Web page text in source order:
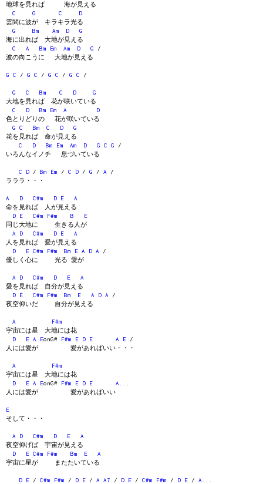
地球を見れば 海が見える
C
G C
D
雲間に波が キラキラ光る
G
Bm Am D
G
海に出れば 大地が見える
C
A Bm Em Am D G /
波の向こうに 大地が見える
G C / G C / G C / G C /
G C Bm C D
G
大地を見れば 花が咲いている
C
D Bm Em A
D
色とりどりの 花が咲いている
G
C Bm C D
G
花を見れば 命が見える
C
D Bm Em Am D G C G /
いろんなイノチ 息づいている
C D / Bm Em / C D / G / A /
ラララ・・・
A D C#m D E
A
命を見れば 人が見える
D
E C#m F#m B
E
同じ大地に 生きる人が
A
D C#m D E
A
人を見れば 愛が見える
D
E C#m F#m Bm E A D A /
優しく心に 光る 愛が
A D C#m D E
A
愛を見れば 自分が見える
D
E C#m F#m Bm E A D A /
夜空仰いだ 自分が見える
A
F#m
宇宙には星 大地には花
D
E A EonG# F#m E D E A E /
人には愛が 愛があればいい・・・
A
F#m
宇宙には星 大地には花
D
E A EonG# F#m E D E A
人には愛が 愛があればいい
E
そして・・・
A D C#m D E
A
夜空仰げば 宇宙が見える
D
E C#m F#m Bm E
A
宇宙に星が またたいている
D E / C#m F#m / D E / A A7 / D E / C#m F#m / D E / A